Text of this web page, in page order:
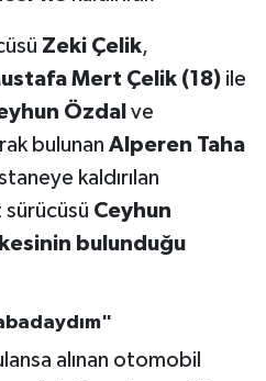
Zeki Çelik,
Mert Çelik (18)ile
Özdal ve
bulunan Alperen Taha
kaldırılan
Ceyhun
bulunduğu
alınan otomobil